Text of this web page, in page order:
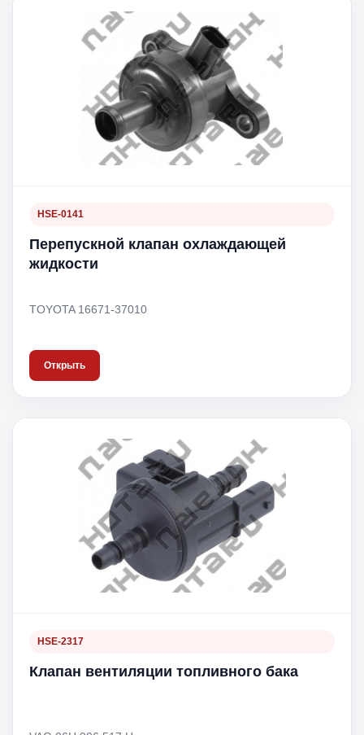
HSE-0141
Перепускной клапан охлаждающей
жидкости
TOYOTA 16671-37010
Открыть
HSE-2317
Клапан вентиляции топливного бака